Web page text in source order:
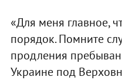
«Для меня главное,
порядок. Помните
продления
Украине под